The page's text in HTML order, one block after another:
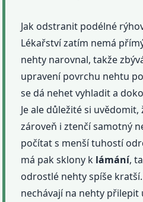
Jak odstranit podélné
Lékařství zatím nemá
nehty narovnal, takže
upravení povrchu nehtu
se dá nehet vyhladit a
Je ale důležité si
zároveň i ztenčí samotný
počítat s menší tuhostí
má pak sklony k lámání,
odrostlé nehty spíše
nechávají na nehty